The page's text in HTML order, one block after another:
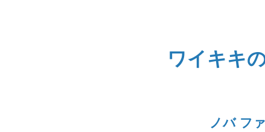
ワイキキ
ノバ フ